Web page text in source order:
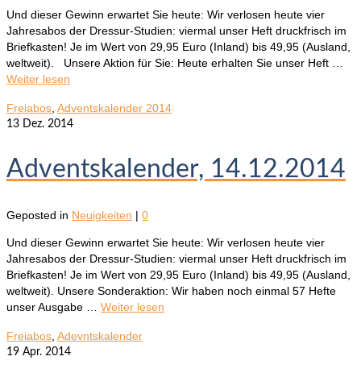
Und dieser Gewinn erwartet Sie heute: Wir verlosen heute vier
Jahresabos der Dressur-Studien: viermal unser Heft druckfrisch im
Briefkasten! Je im Wert von 29,95 Euro (Inland) bis 49,95 (Ausland,
weltweit). Unsere Aktion für Sie: Heute erhalten Sie unser Heft …
Weiter lesen
Freiabos Adventskalender 2014
13 Dez. 2014
Adventskalender, 14.12.2014
Geposted in Neuigkeiten | 0
Und dieser Gewinn erwartet Sie heute: Wir verlosen heute vier
Jahresabos der Dressur-Studien: viermal unser Heft druckfrisch im
Briefkasten! Je im Wert von 29,95 Euro (Inland) bis 49,95 (Ausland,
weltweit). Unsere Sonderaktion: Wir haben noch einmal 57 Hefte
unser Ausgabe … Weiter lesen
Freiabos Adevntskalender
19 Apr. 2014